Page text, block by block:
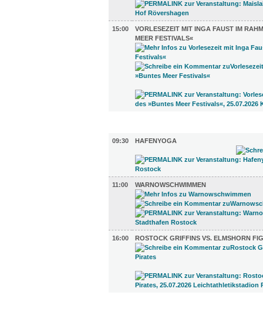
15:00
VORLESEZEIT MIT INGA FAUST IM
MEER FESTIVALS«
09:30
HAFENYOGA
11:00 WARNOWSCHWIMMEN
16:00 ROSTOCK GRIFFINS VS. ELMSHORN